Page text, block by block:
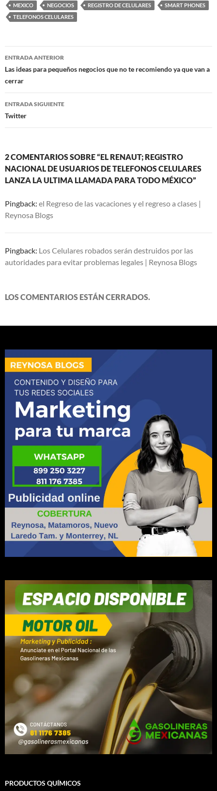
MEXICO
NEGOCIOS REGISTRO DE CELULARES
SMART PHONES
TELEFONOS CELULARES
Navegación
de
entradas
ENTRADA ANTERIOR
Las ideas para pequeños negocios que no te recomiendo ya que van a
cerrar
ENTRADA SIGUIENTE
Twitter
2 COMENTARIOS SOBRE “EL RENAUT; REGISTRO
NACIONAL DE USUARIOS DE TELEFONOS CELULARES
LANZA LA ULTIMA LLAMADA PARA TODO MÉXICO”
Pingback: el Regreso de las vacaciones y el regreso a clases |
Reynosa Blogs
Pingback: Los Celulares robados serán destruidos por las
autoridades para evitar problemas legales | Reynosa Blogs
LOS COMENTARIOS ESTÁN CERRADOS.
PRODUCTOS QUÍMICOS